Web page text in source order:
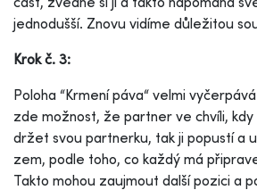
jednodušší. Znovu vidíme důležitou
Krok č. 3:
Poloha “Krmení páva“ velmi
zde možnost, že partner ve chvíli,
držet svou partnerku, tak ji popustí a
zem, podle toho, co každý má
Takto mohou zaujmout další pozici a